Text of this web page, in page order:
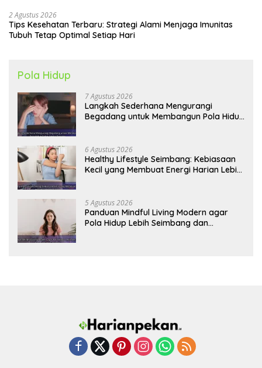
2 Agustus 2026
Tips Kesehatan Terbaru: Strategi Alami Menjaga Imunitas
Tubuh Tetap Optimal Setiap Hari
Pola Hidup
7 Agustus 2026
Langkah Sederhana Mengurangi
Begadang untuk Membangun Pola Hidup
6 Agustus 2026
Healthy Lifestyle Seimbang: Kebiasaan
Kecil yang Membuat Energi Harian Lebih
5 Agustus 2026
Panduan Mindful Living Modern agar
Pola Hidup Lebih Seimbang dan